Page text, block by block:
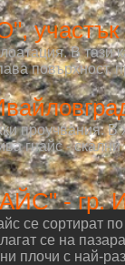
В тази
повърхност,
проучвания. В
- скални
- гр.
се сортират
се на
плочи с най-